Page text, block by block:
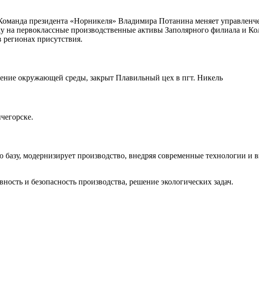
президента «Норникеля» Владимира Потанина меняет
на первоклассные производственные активы Заполярного филиала и
присутствия.
окружающей среды, закрыт Плавильный цех в пгт. Никель
модернизирует производство, внедряя современные технологии
и безопасность производства, решение экологических задач.